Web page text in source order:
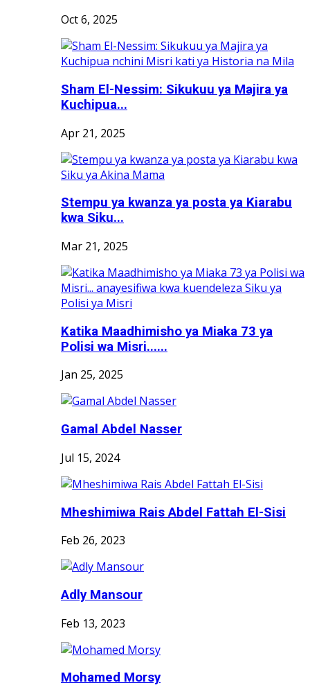
Oct 6, 2025
Sham El-Nessim: Sikukuu ya Majira ya
Kuchipua...
Apr 21, 2025
Stempu ya kwanza ya posta ya Kiarabu
kwa Siku...
Mar 21, 2025
Katika Maadhimisho ya Miaka 73 ya
Polisi wa Misri......
Jan 25, 2025
Gamal Abdel Nasser
Jul 15, 2024
Mheshimiwa Rais Abdel Fattah El-Sisi
Feb 26, 2023
Adly Mansour
Feb 13, 2023
Mohamed Morsy